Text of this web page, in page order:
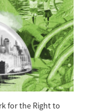
for the Right to